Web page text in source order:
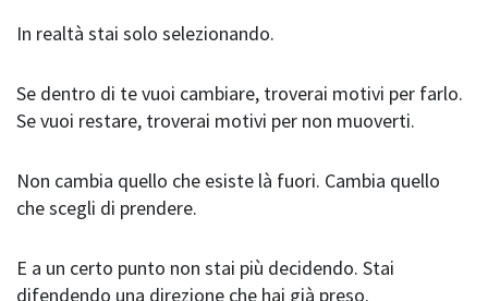
In realtà stai solo selezionando.
Se dentro di te vuoi cambiare, troverai motivi per farlo.
Se vuoi restare, troverai motivi per non muoverti.
Non cambia quello che esiste là fuori. Cambia quello
che scegli di prendere.
E a un certo punto non stai più decidendo. Stai
difendendo una direzione che hai già preso.